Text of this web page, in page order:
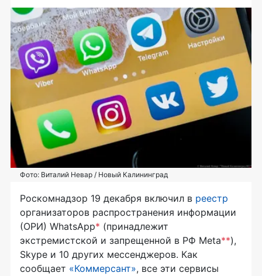
Фото: Виталий Невар / Новый Калининград
Роскомнадзор 19 декабря включил в реестр
организаторов распространения информации
(ОРИ) WhatsApp* (принадлежит
экстремистской и запрещенной в РФ Meta**),
Skype и 10 других мессенджеров. Как
сообщает «Коммерсант», все эти сервисы